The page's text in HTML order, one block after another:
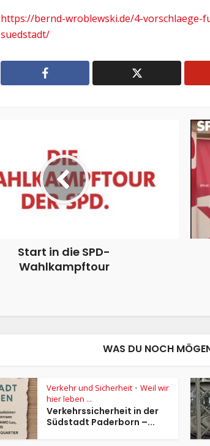
https://bernd-wroblewski.de/4-vorschlaege-
suedstadt/
Start in die SPD-
Wahlkampftour
WAS DU NOCH
Verkehr und Sicherheit • Weil wir
hier leben ...
Verkehrssicherheit in der
Südstadt Paderborn –...